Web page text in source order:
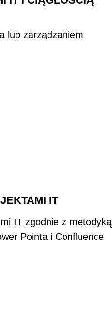
lub zarządzaniem
IT
IT zgodnie z metodyką
Pointa i Confluence